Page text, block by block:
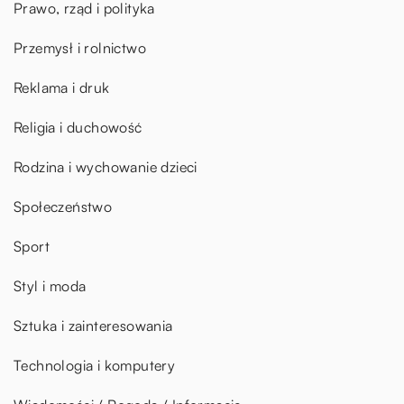
Prawo, rząd i polityka
Przemysł i rolnictwo
Reklama i druk
Religia i duchowość
Rodzina i wychowanie dzieci
Społeczeństwo
Sport
Styl i moda
Sztuka i zainteresowania
Technologia i komputery